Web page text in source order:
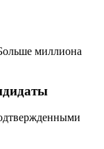
миллиона